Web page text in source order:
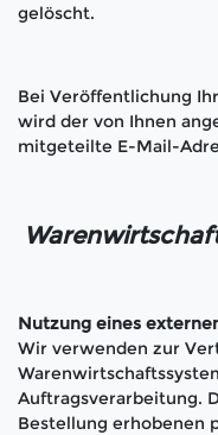
gelöscht.
Bei Veröffentlichung
wird der von Ihnen
mitgeteilte E-Mail-
Nutzung eines
Wir verwenden zur
Auftragsverarbeitung.
Bestellung erhobenen